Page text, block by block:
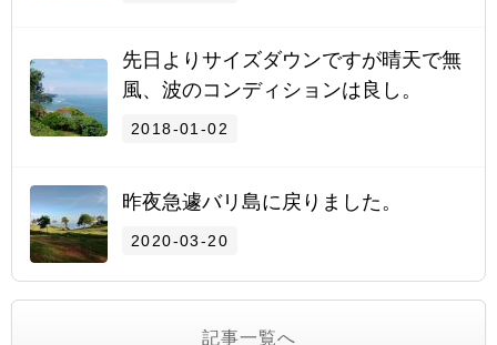
先日よりサイズダウンですが晴天で無
風、波のコンディションは良し。
2018-01-02
昨夜急遽バリ島に戻りました。
2020-03-20
記事一覧へ